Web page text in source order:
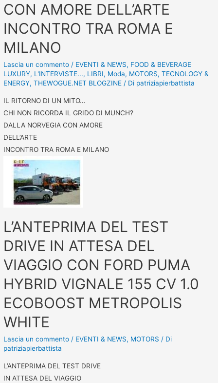
CON AMORE DELL’ARTE
INCONTRO TRA ROMA E
MILANO
Lascia un commento / EVENTI & NEWS, FOOD & BEVERAGE
LUXURY, L'INTERVISTE..., LIBRI, Moda, MOTORS,TECNOLOGY &
ENERGY,THEWOGUE.NET BLOGZINE / Di patriziapierbattista
IL RITORNO DI UN MITO…
CHI NON RICORDA IL GRIDO DI MUNCH?
DALLA NORVEGIA CON AMORE
DELL’ARTE
INCONTRO TRA ROMA E MILANO
L’ANTEPRIMA DEL TEST
DRIVE IN ATTESA DEL
VIAGGIO CON FORD PUMA
HYBRID VIGNALE 155 CV 1.0
ECOBOOST METROPOLIS
WHITE
Lascia un commento / EVENTI & NEWS, MOTORS / Di
patriziapierbattista
L’ANTEPRIMA DEL TEST DRIVE
IN ATTESA DEL VIAGGIO